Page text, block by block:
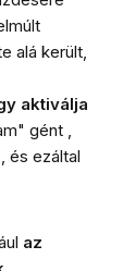
alá került,
aktiválja
gént ,
, és ezáltal
az